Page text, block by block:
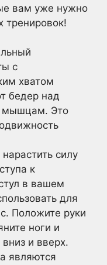
вам уже нужно
тренировок!
с
хватом
бедер над
мышцам. Это
силу
к
в вашем
для
Положите руки
ноги и
и вверх.
являются